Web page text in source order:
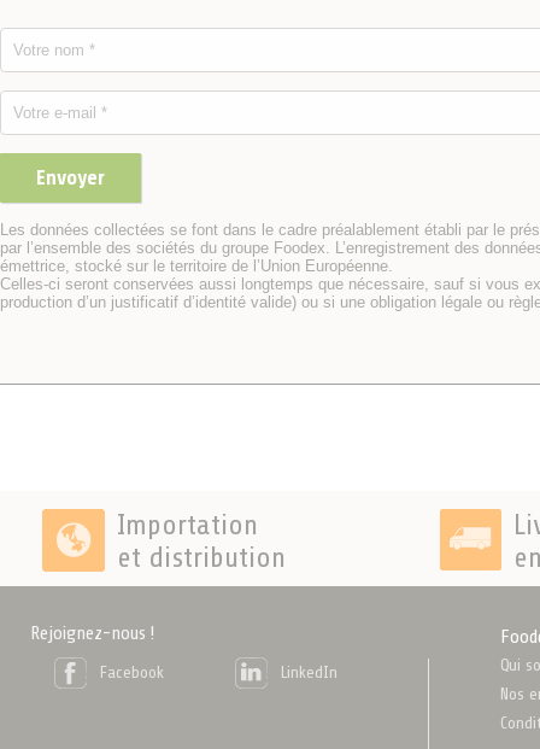
Envoyer
Les données collectées se font dans le cadre préalablement établi par le
par l’ensemble des sociétés du groupe Foodex. L’enregistrement des
émettrice, stocké sur le territoire de l’Union Européenne.
Celles-ci seront conservées aussi longtemps que nécessaire, sauf si vous
production d’un justificatif d’identité valide) ou si une obligation légale ou
Importation
et distribution
Rejoignez-nous !
Facebook LinkedIn
Qui
Nos